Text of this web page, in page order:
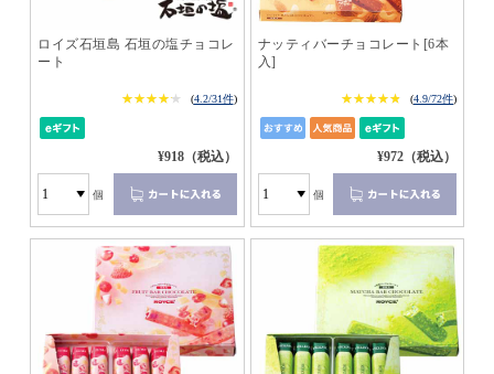
ロイズ石垣島 石垣の塩チョコレ
ート
★★★★★
★★★★★ (4.2/31件)
¥918（税込）
個
ナッティバーチョコレート[6本
入]
★★★★★
★★★★★ (4.9/72件)
¥972（税込）
個